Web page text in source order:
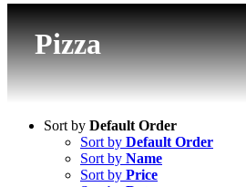
Pizza
Sort by Default Order
Sort by Default Order
Sort by Name
Sort by Price